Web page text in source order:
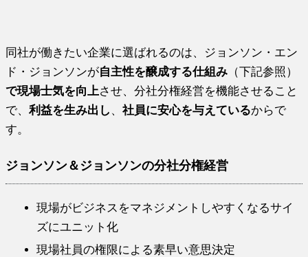
同社が働きたい企業に選ばれるのは、ジョンソン・エン
ド・ジョンソンが自主性を醸成する仕組み （下記参照）
で現場士気を向上させ、分社分権経営を機能させること
で、利益を生み出し 、社員に安心を与えているからで
す。
ジョンソン＆ジョンソンの分社分権経営
現場がビジネスをマネジメントしやすくなるサイ
ズにユニット化
現場社員の権限による素早い意思決定